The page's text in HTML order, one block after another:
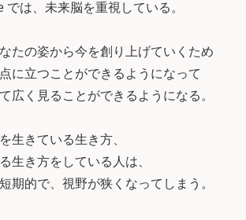
では、未来脳を重視している。
たの姿から今を創り上げていくため
に立つことができるようになって
広く見ることができるようになる。
生きている生き方、
生き方をしている人は、
期的で、視野が狭くなってしまう。